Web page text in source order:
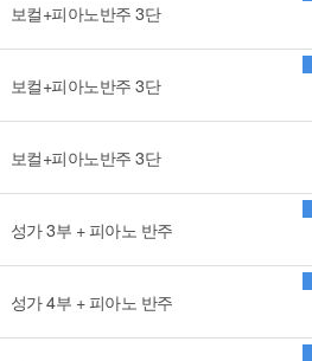
보컬+피아노반주 3단
보컬+피아노반주 3단
보컬+피아노반주 3단
성가 3부 + 피아노 반주
성가 4부 + 피아노 반주